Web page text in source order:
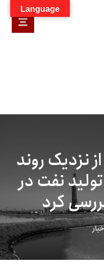
مدیرعامل OEID از نزدیک روند
نفت در
Language